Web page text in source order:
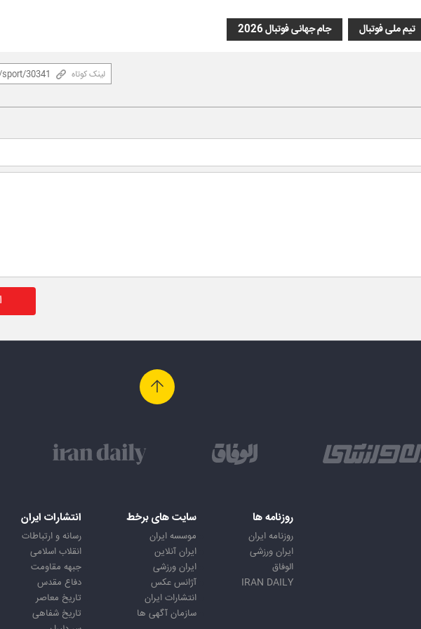
تیم ملی فوتبال جام جهانی فوتبال 2026
لینک کوتاه
روزنامه ها
روزنامه ایران
ایران ورزشی
الوفاق
IRAN DAILY
سایت های برخط
موسسه ایران
ایران آنلاین
ایران ورزشی
آژانس عکس
انتشارات ایران
سازمان آگهی ها
انتشارات ایران
رسانه و ارتباطات
انقلاب اسلامی
جبهه مقاومت
دفاع مقدس
تاریخ معاصر
تاریخ شفاهی